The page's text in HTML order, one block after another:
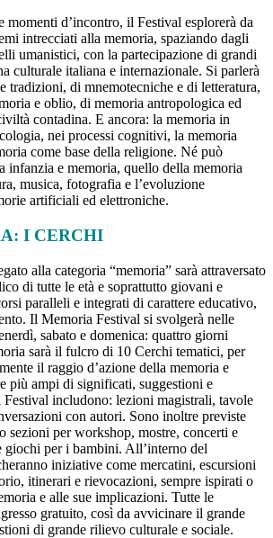
momenti d’incontro, il Festival esplorerà da
intrecciati alla memoria, spaziando dagli
umanistici, con la partecipazione di grandi
culturale italiana e internazionale. Si parlerà
tradizioni, di mnemotecniche e di letteratura,
e oblio, di memoria antropologica ed
contadina. E ancora: la memoria in
nei processi cognitivi, la memoria
come base della religione. Né può
infanzia e memoria, quello della memoria
musica, fotografia e l’evoluzione
artificiali ed elettroniche.
I CERCHI
alla categoria “memoria” sarà attraversato
di tutte le età e soprattutto giovani e
paralleli e integrati di carattere educativo,
Il Memoria Festival si svolgerà nelle
sabato e domenica: quattro giorni
sarà il fulcro di 10 Cerchi tematici, per
il raggio d’azione della memoria e
più ampi di significati, suggestioni e
includono: lezioni magistrali, tavole
con autori. Sono inoltre previste
sezioni per workshop, mostre, concerti e
giochi per i bambini. All’interno del
iniziative come mercatini, escursioni
itinerari e rievocazioni, sempre ispirati o
e alle sue implicazioni. Tutte le
gratuito, così da avvicinare il grande
di grande rilievo culturale e sociale.